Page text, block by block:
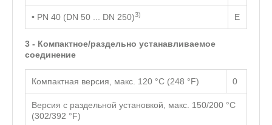
• PN 40 (DN 50 ... DN 250)3) E
3 - Компактное/раздельно устанавливаемое
соединение
Компактная версия, макс. 120 °C (248 °F) 0
Версия с раздельной установкой, макс. 150/200 °C
(302/392 °F)